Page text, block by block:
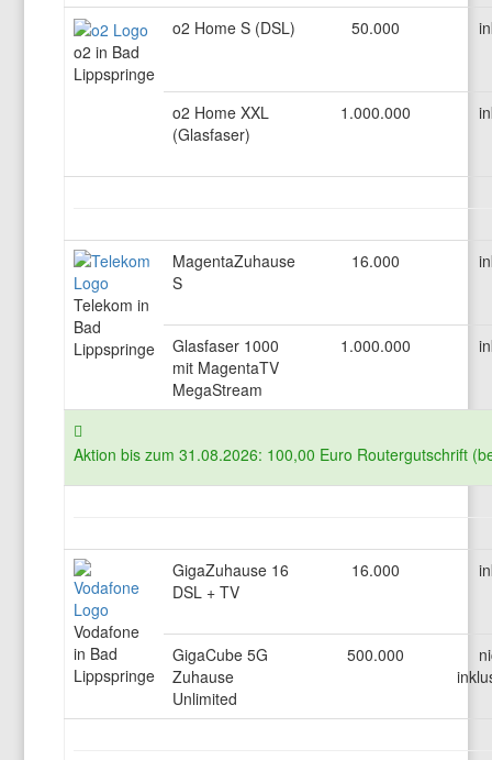
o2 in Bad
Lippspringe
o2 Home S (DSL) 50.000
o2 Home XXL
(Glasfaser)
1.000.000
Telekom in
Bad
Lippspringe
MagentaZuhause
S
16.000
Glasfaser 1000
mit MagentaTV
MegaStream
1.000.000
Aktion bis zum 31.08.2026: 100,00 Euro Routergutschrift
Vodafone
in Bad
Lippspringe
GigaZuhause 16
DSL + TV
16.000
GigaCube 5G
Zuhause
Unlimited
500.000